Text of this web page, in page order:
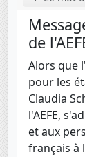
de
Alors que
pour les
Claudia
l'AEFE,
et aux
français à